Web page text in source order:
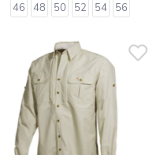
46 48 50 52 54 56